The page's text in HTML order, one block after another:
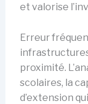
et valorise
Erreur
proximité.
scolaires, la
d’extension